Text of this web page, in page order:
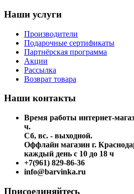
Наши услуги
Производители
Подарочные сертификаты
Партнёрская программа
Акции
Рассылка
Возврат товара
Наши контакты
Время работы интернет-
ч.
Сб, вс. - выходной.
Оффлайн магазин г.
каждый день с 10 до 18 ч
+7(961) 829-86-36
info@barvinka.ru
Присоединяйтесь